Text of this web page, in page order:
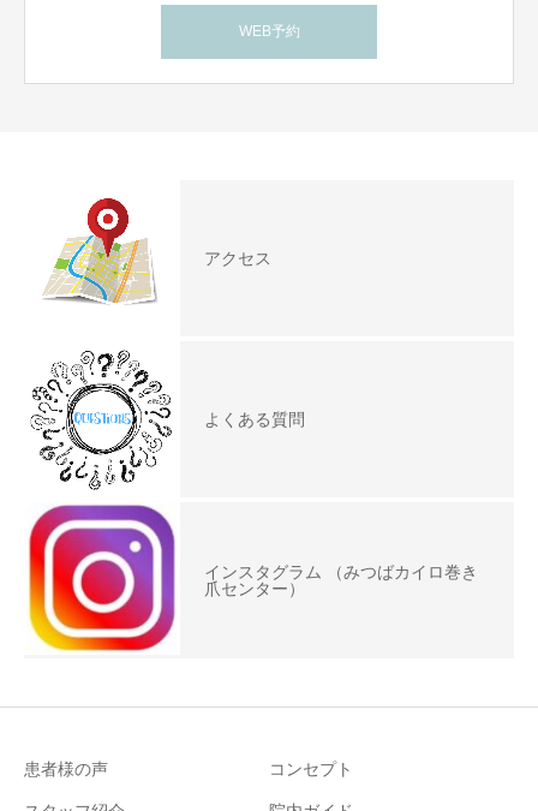
WEB予約
アクセス
よくある質問
インスタグラム （みつばカイロ巻き
爪センター）
患者様の声 コンセプト